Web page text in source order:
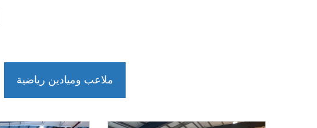
ملاعب وميادين رياضية